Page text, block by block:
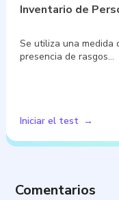
Inventario de
Se utiliza una
presencia de rasgos…
Iniciar el test
Comentarios